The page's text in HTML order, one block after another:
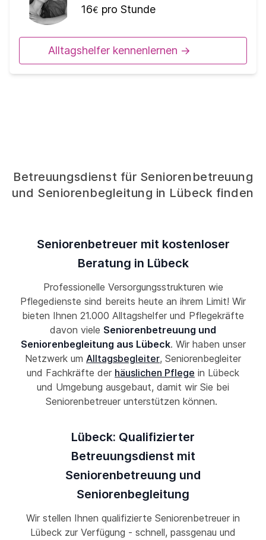
16€ pro Stunde
Alltagshelfer kennenlernen ->
Betreuungsdienst für Seniorenbetreuung
und Seniorenbegleitung in Lübeck finden
Seniorenbetreuer mit kostenloser
Beratung in Lübeck
Professionelle Versorgungsstrukturen wie
Pflegedienste sind bereits heute an ihrem Limit! Wir
bieten Ihnen 21.000 Alltagshelfer und Pflegekräfte
davon viele Seniorenbetreuung und
Seniorenbegleitung aus Lübeck. Wir haben unser
Netzwerk um Alltagsbegleiter, Seniorenbegleiter
und Fachkräfte der häuslichen Pflege in Lübeck
und Umgebung ausgebaut, damit wir Sie bei
Seniorenbetreuer unterstützen können.
Lübeck: Qualifizierter
Betreuungsdienst mit
Seniorenbetreuung und
Seniorenbegleitung
Wir stellen Ihnen qualifizierte Seniorenbetreuer in
Lübeck zur Verfügung - schnell, passgenau und